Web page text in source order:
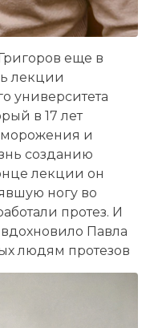
еще в
лекции
университета
в 17 лет
и
созданию
лекции он
ногу во
протез. И
вдохновило Павла
людям протезов